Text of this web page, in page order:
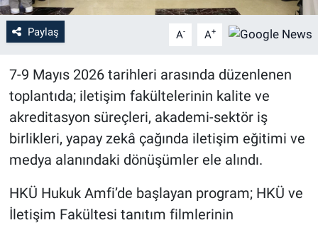
Paylaş A- A+
7-9 Mayıs 2026 tarihleri arasında düzenlenen
toplantıda; iletişim fakültelerinin kalite ve
akreditasyon süreçleri, akademi-sektör iş
birlikleri, yapay zekâ çağında iletişim eğitimi ve
medya alanındaki dönüşümler ele alındı.
HKÜ Hukuk Amfi’de başlayan program; HKÜ ve
İletişim Fakültesi tanıtım filmlerinin